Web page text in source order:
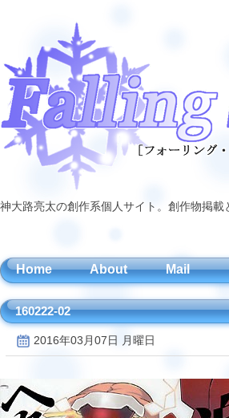
神大路亮太の創作系個人サイト。創作物掲
Home About Mail
160222-02
2016年03月07日 月曜日